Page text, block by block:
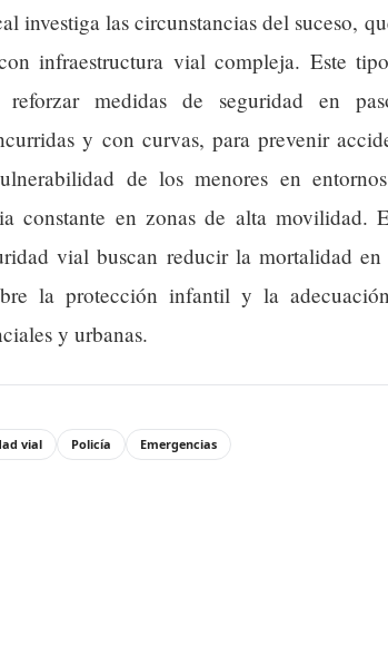
investiga las circunstancias del suceso,
infraestructura vial compleja. Este
medidas de seguridad en
y con curvas, para prevenir
de los menores en
constante en zonas de alta movilidad.
vial buscan reducir la mortalidad en
la protección infantil y la
y urbanas.
vial Policía Emergencias